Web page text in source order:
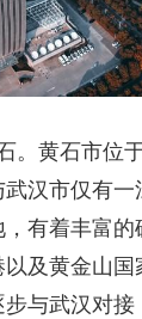
。黄石市位
汉市仅有一
有着丰富的
及黄金山国
与武汉对接